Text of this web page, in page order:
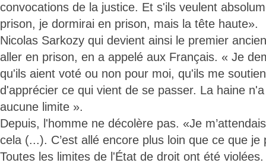
convocations de la justice. Et s'ils veulent
prison, je dormirai en prison, mais la tête haute».
Nicolas Sarkozy qui devient ainsi le premier
aller en prison, en a appelé aux Français. « Je
qu'ils aient voté ou non pour moi, qu'ils me
d'apprécier ce qui vient de se passer. La haine
aucune limite ».
Depuis, l'homme ne décolère pas. «Je
cela (...). C’est allé encore plus loin que ce que je
Toutes les limites de l'État de droit ont été